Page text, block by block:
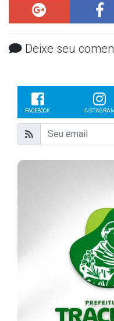
Deixe seu
FACEBOOK